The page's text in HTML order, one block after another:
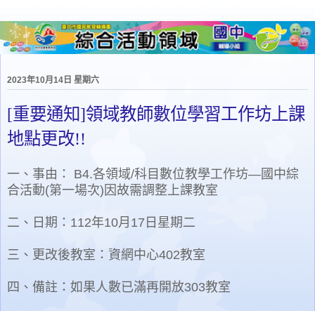
2023年10月14日 星期六
[重要通知]領域教師數位學習工作坊上課
地點更改!!
一、事由： B4.各領域/科目數位教學工作坊—國中綜
合活動(第一場次)因故需調整上課教室
二、日期：112年10月17日星期二
三、更改後教室：資網中心402教室
四、備註：如果人數已滿再開放303教室